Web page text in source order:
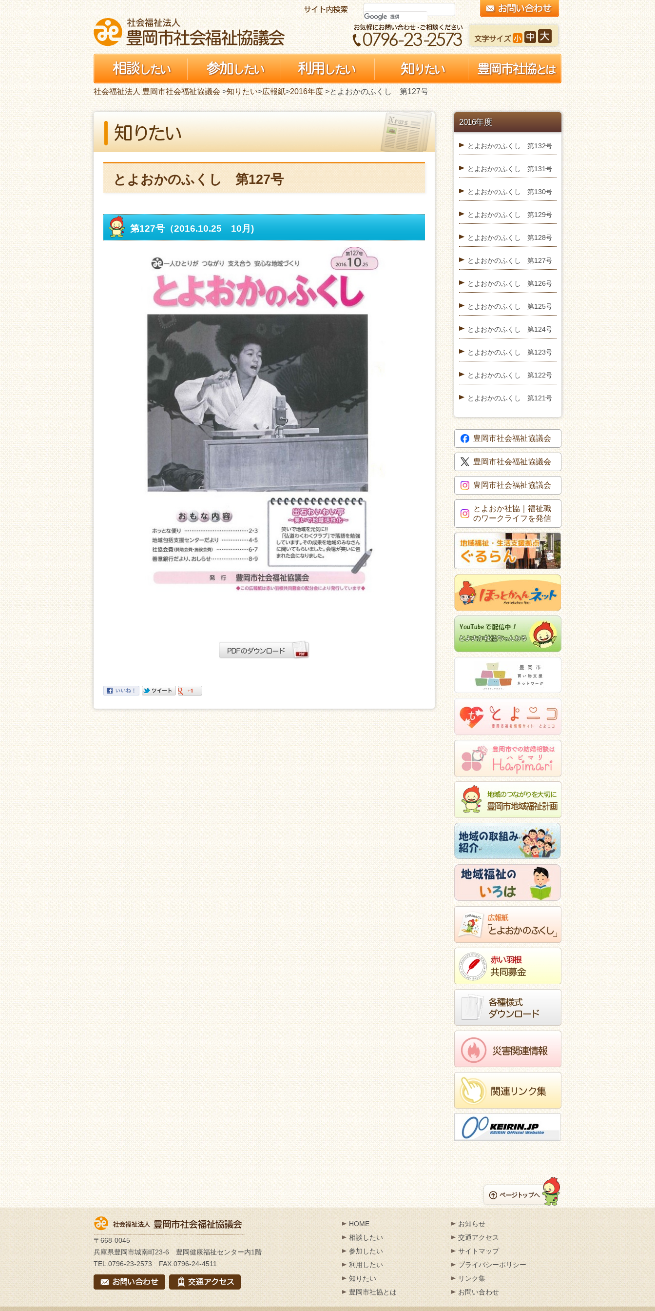
社会福祉法人 豊岡市社会福祉協議会>知りたい>広報紙>2016年度 >とよおかのふくし 第127号
とよおかのふくし 第127号
第127号（2016.10.25 10月)
2016年度
とよおかのふくし 第132号
とよおかのふくし 第131号
とよおかのふくし 第130号
とよおかのふくし 第129号
とよおかのふくし 第128号
とよおかのふくし 第127号
とよおかのふくし 第126号
とよおかのふくし 第125号
とよおかのふくし 第124号
とよおかのふくし 第123号
とよおかのふくし 第122号
とよおかのふくし 第121号
豊岡市社会福祉協議会
豊岡市社会福祉協議会
豊岡市社会福祉協議会
とよおか社協｜福祉職
のワークライフを発信
〒668-0045
兵庫県豊岡市城南町23-6 豊岡健康福祉センター内1階
TEL.0796-23-2573 FAX.0796-24-4511
HOME
お知らせ
相談したい
交通アクセス
参加したい
サイトマップ
利用したい
プライバシーポリシー
知りたい
リンク集
豊岡市社協とは
お問い合わせ